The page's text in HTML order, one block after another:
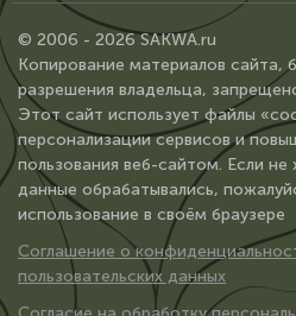
© 2006 - 2026 SAKWA.ru
Копирование материалов сайта,
разрешения владельца,
Этот сайт использует файлы
персонализации сервисов и
пользования веб-сайтом. Если
данные обрабатывались,
использование в своём браузере
Соглашение о
пользовательских данных